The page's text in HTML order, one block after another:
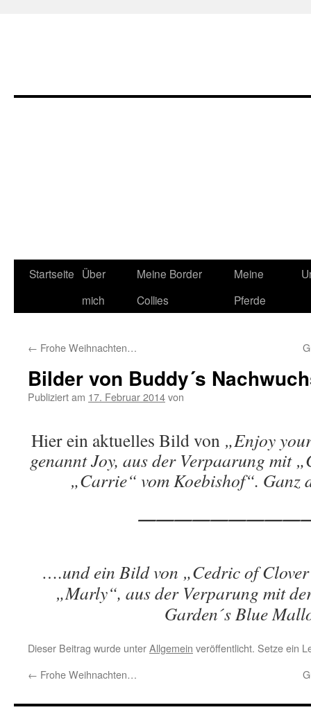
Zum
Startseite Über
mich
Meine Border
Collies
Meine
Pferde
← Frohe Weihnachten…
Bilder von Buddy´s
Publiziert am 17. Februar 2014von
Hier ein aktuelles Bild von „Enjoy
genannt Joy, aus der Verpaarung mit
„Carrie“ vom Koebishof“.
….und ein Bild von „Cedric of
„Marly“, aus der Verparung mit
Garden´s Blue
Dieser Beitrag wurde unterAllgemein veröffentlicht. Setze ein
← Frohe Weihnachten…